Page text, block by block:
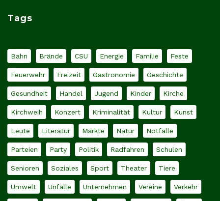
Tags
Bahn Brände CSU Energie Familie Feste
Feuerwehr Freizeit Gastronomie Geschichte
Gesundheit Handel Jugend Kinder Kirche
Kirchweih Konzert Kriminalität Kultur Kunst
Leute Literatur Märkte Natur Notfälle
Parteien Party Politik Radfahren Schulen
Senioren Soziales Sport Theater Tiere
Umwelt Unfälle Unternehmen Vereine Verkehr